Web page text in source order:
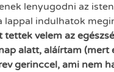
lenyugodni az
lappal indulhatok
tettek velem az
alatt, aláírtam (mert
gerinccel, ami nem